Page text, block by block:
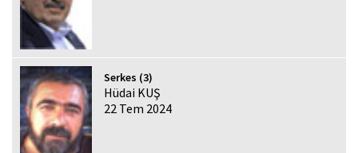
Serkes (3)
Hüdai KUŞ
22 Tem 2024